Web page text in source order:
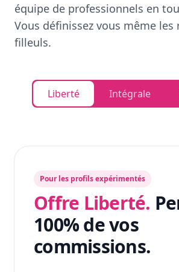
équipe de professionnels en
Vous définissez vous même les
filleuls.
Liberté Intégrale
Pour les profils expérimentés
Offre Liberté.
100% de vos
commissions.